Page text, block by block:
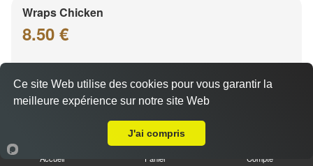
Wraps Chicken
8.50 €
Salade, tomates
Accueil Panier Compte
Ce site Web utilise des cookies pour vous garantir la
meilleure expérience sur notre site Web
J'ai compris